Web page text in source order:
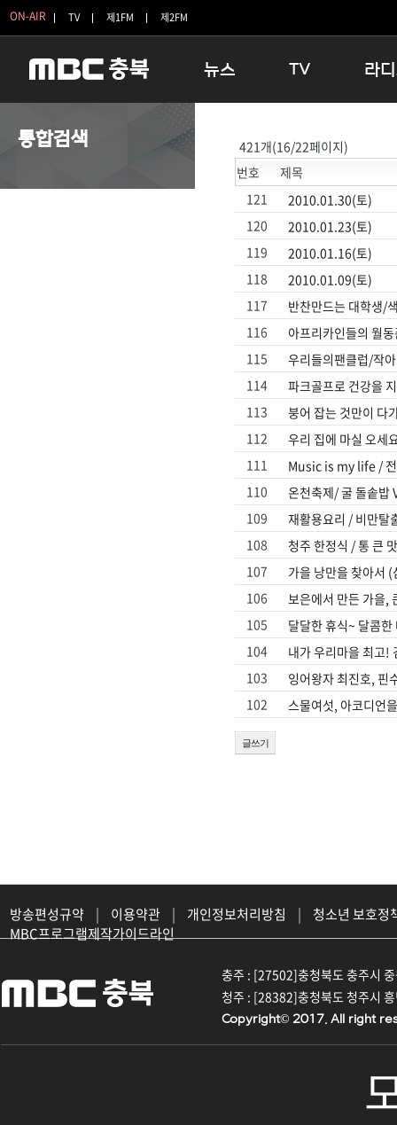
ON-AIR TV 제1FM 제2FM
뉴스
충청북도 교육청
TV
프라임인터뷰
인생내컷
테마기행 길
충북 시사토론 창
전국시대
시청자 FLEX
특집프로그램
TV 속 정보
종영프로그램
라
우리 고
우리 고
라디오특
통합검색
421개(16/22페이지)
번호
제목
121
2010.01.30(토)
120
2010.01.23(토)
119
2010.01.16(토)
118
2010.01.09(토)
117
반찬만드는 대학생/
116
아프리카인들의 월
115
우리들의팬클럽/작
114
파크골프로 건강을
113
붕어 잡는 것만이 다
112
우리 집에 마실 오세
111
Music is my life / 전
110
온천축제/ 굴 돌솥밥
109
재활용요리 / 비만탈
108
청주 한정식 / 통 큰
107
가을 낭만을 찾아서
106
보은에서 만든 가을,
105
달달한 휴식~ 달콤
104
내가 우리마을 최고!
103
잉어왕자 최진호, 핀
102
스물여섯, 아코디언
글쓰기
방송편성규약 | 이용약관 | 개인정보처리방침 |
청소년 보호정
MBC프로그램제작가이드라인
충주 : [27502]충청북도 충주시
청주 : [28382]충청북도 청주시
Copyright© 2017. All right